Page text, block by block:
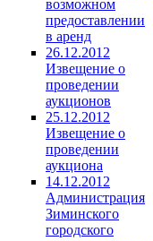
возможном
предоставлении
в аренд
26.12.2012
Извещение о
проведении
аукционов
25.12.2012
Извещение о
проведении
аукциона
14.12.2012
Администрация
Зиминского
городского